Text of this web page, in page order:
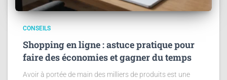
CONSEILS
Shopping en ligne : astuce pratique pour
faire des économies et gagner du temps
Avoir à portée de main des milliers de produits est une